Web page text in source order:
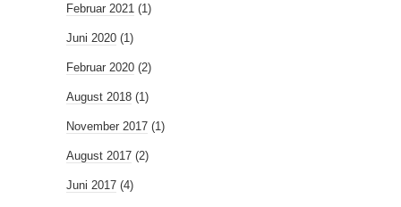
Februar 2021 (1)
Juni 2020 (1)
Februar 2020 (2)
August 2018 (1)
November 2017 (1)
August 2017 (2)
Juni 2017 (4)